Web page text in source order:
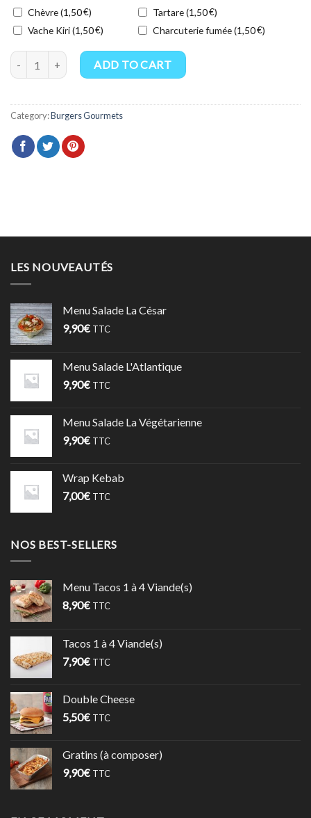
Chèvre (1,50€) Tartare (1,50€)
Vache Kiri (1,50€) Charcuterie fumée (1,50€)
Le Fondant quantityADD TO CART
Category:Burgers Gourmets
LES NOUVEAUTÉS
Menu Salade La César
9,90€ TTC
Menu Salade L'Atlantique
9,90€ TTC
Menu Salade La Végétarienne
9,90€ TTC
Wrap Kebab
7,00€ TTC
NOS BEST-SELLERS
Menu Tacos 1 à 4 Viande(s)
8,90€ TTC
Tacos 1 à 4 Viande(s)
7,90€ TTC
Double Cheese
5,50€ TTC
Gratins (à composer)
9,90€ TTC